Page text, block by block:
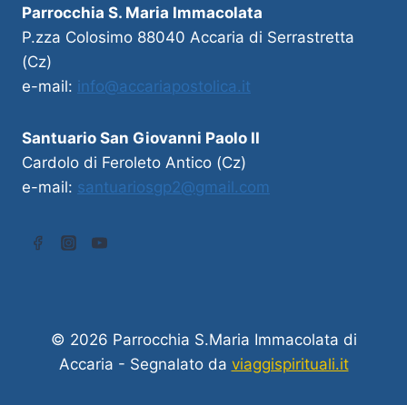
Parrocchia S. Maria Immacolata
P.zza Colosimo 88040 Accaria di Serrastretta
(Cz)
e-mail: info@accariapostolica.it
Santuario San Giovanni Paolo II
Cardolo di Feroleto Antico (Cz)
e-mail: santuariosgp2@gmail.com
© 2026 Parrocchia S.Maria Immacolata di
Accaria - Segnalato da viaggispirituali.it